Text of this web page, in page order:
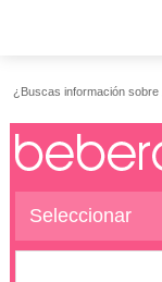
¿Buscas información sobre
Seleccionar